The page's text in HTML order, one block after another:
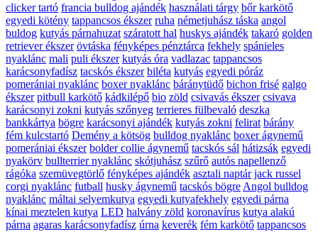
clicker tartó francia bulldog ajándék használati tárgy bőr karkötő
egyedi kötény tappancsos ékszer ruha németjuhász táska angol
buldog kutyás párnahuzat száratott hal huskys ajándék takaró golden
retriever ékszer övtáska fényképes pénztárca fekhely spánieles
nyaklánc mali puli ékszer kutyás óra vadlazac tappancsos
karácsonyfadísz tacskós ékszer biléta kutyás egyedi póráz
pomerániai nyaklánc boxer nyaklánc báránytüdő bichon frisé galgo
ékszer pitbull karkötő kádkilépő bio zöld csivavás ékszer csivava
karácsonyi zokni kutyás szőnyeg terrieres fülbevaló deszka
bankkártya bögre karácsonyi ajándék kutyás zokni felirat bárány
fém kulcstartó Demény a kötsög bulldog nyaklánc boxer ágynemű
pomerániai ékszer bolder collie ágynemű tacskós sál hátizsák egyedi
nyakörv bullterrier nyaklánc skótjuhász szűrő autós napellenző
rágóka szemüvegtörlő fényképes ajándék asztali naptár jack russel
corgi nyaklánc futball husky ágynemű tacskós bögre Angol bulldog
nyaklánc máltai selyemkutya egyedi kutyafekhely egyedi párna
kínai meztelen kutya LED halvány zöld koronavírus kutya alakú
párna agaras karácsonyfadísz úrna keverék fém karkötő tappancsos